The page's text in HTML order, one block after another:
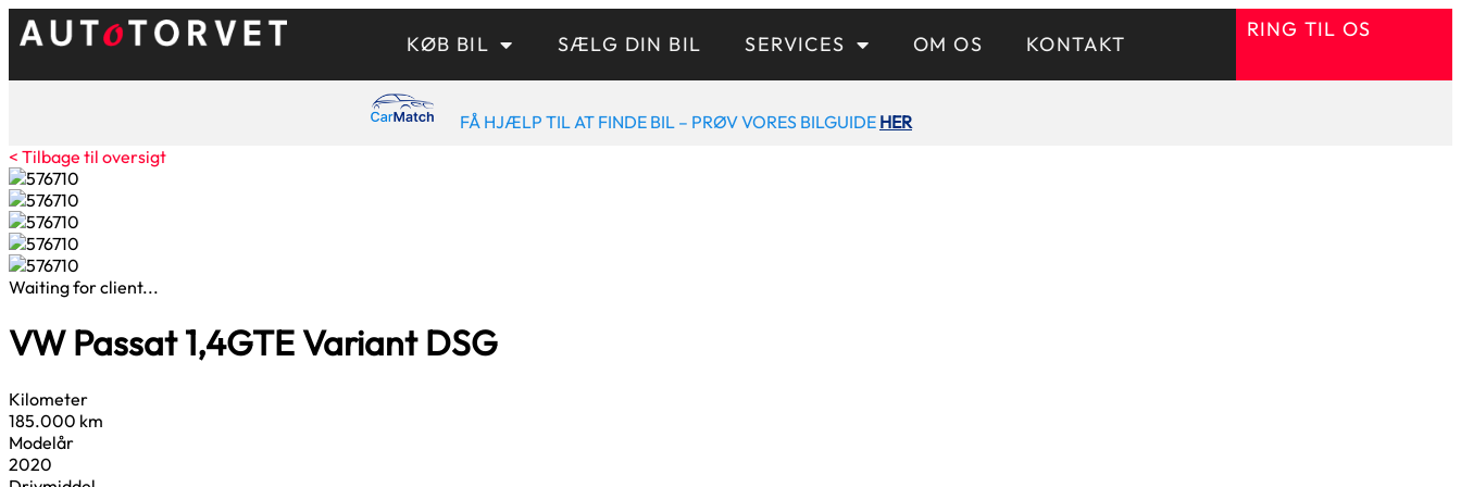
KØB BIL SÆLG DIN BIL SERVICES OM OS KONTAKT
RING TIL OS
FÅ HJÆLP TIL AT FINDE BIL – PRØV VORES BILGUIDE HER
< Tilbage til oversigt
Waiting for client...
VW Passat1,4GTE Variant DSG
Kilometer
185.000 km
Modelår
2020